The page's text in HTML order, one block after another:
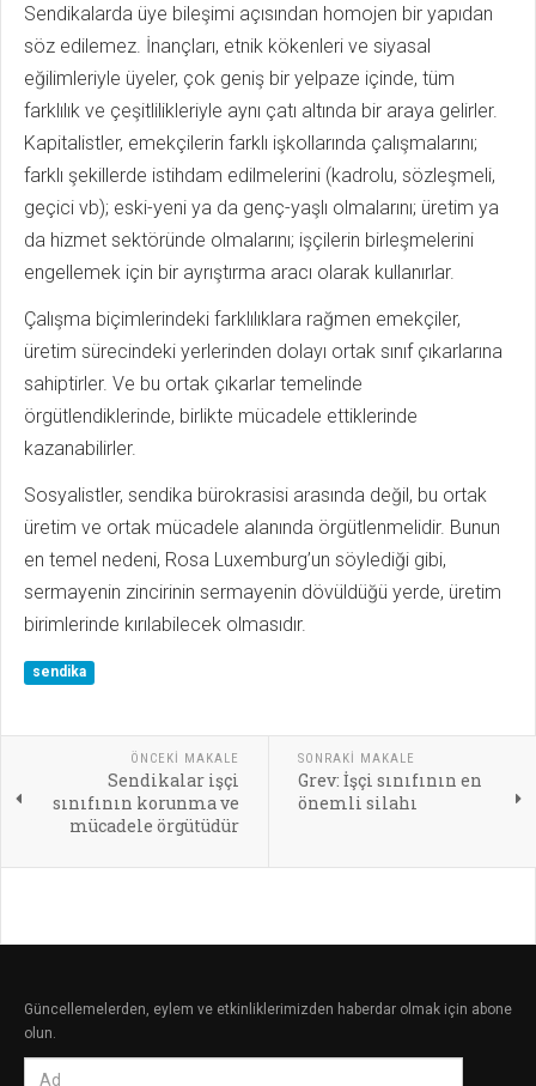
Sendikalarda üye bileşimi açısından homojen bir yapıdan
söz edilemez. İnançları, etnik kökenleri ve siyasal
eğilimleriyle üyeler, çok geniş bir yelpaze içinde, tüm
farklılık ve çeşitlilikleriyle aynı çatı altında bir araya gelirler.
Kapitalistler, emekçilerin farklı işkollarında çalışmalarını;
farklı şekillerde istihdam edilmelerini (kadrolu, sözleşmeli,
geçici vb); eski-yeni ya da genç-yaşlı olmalarını; üretim ya
da hizmet sektöründe olmalarını; işçilerin birleşmelerini
engellemek için bir ayrıştırma aracı olarak kullanırlar.
Çalışma biçimlerindeki farklılıklara rağmen emekçiler,
üretim sürecindeki yerlerinden dolayı ortak sınıf çıkarlarına
sahiptirler. Ve bu ortak çıkarlar temelinde
örgütlendiklerinde, birlikte mücadele ettiklerinde
kazanabilirler.
Sosyalistler, sendika bürokrasisi arasında değil, bu ortak
üretim ve ortak mücadele alanında örgütlenmelidir. Bunun
en temel nedeni, Rosa Luxemburg’un söylediği gibi,
sermayenin zincirinin sermayenin dövüldüğü yerde, üretim
birimlerinde kırılabilecek olmasıdır.
sendika
ÖNCEKI MAKALE
Sendikalar işçi
sınıfının korunma ve
mücadele örgütüdür
SONRAKI MAKALE
Grev: İşçi sınıfının en
önemli silahı
Güncellemelerden, eylem ve etkinliklerimizden haberdar olmak için abone
olun.